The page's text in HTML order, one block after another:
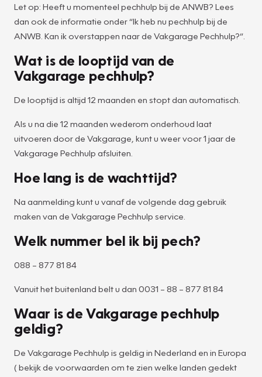
Let op: Heeft u momenteel pechhulp bij de ANWB? Lees
dan ook de informatie onder “Ik heb nu pechhulp bij de
ANWB. Kan ik overstappen naar de Vakgarage Pechhulp?”.
Wat is de looptijd van de
Vakgarage pechhulp?
De looptijd is altijd 12 maanden en stopt dan automatisch.
Als u na die 12 maanden wederom onderhoud laat
uitvoeren door de Vakgarage, kunt u weer voor 1 jaar de
Vakgarage Pechhulp afsluiten.
Hoe lang is de wachttijd?
Na aanmelding kunt u vanaf de volgende dag gebruik
maken van de Vakgarage Pechhulp service.
Welk nummer bel ik bij pech?
088 – 877 81 84
Vanuit het buitenland belt u dan 0031 – 88 – 877 81 84
Waar is de Vakgarage pechhulp
geldig?
De Vakgarage Pechhulp is geldig in Nederland en in Europa
( bekijk de voorwaarden om te zien welke landen gedekt